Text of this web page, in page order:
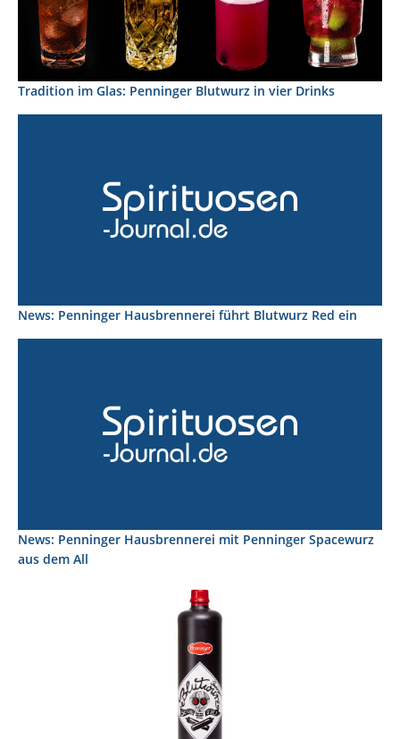
Tradition im Glas: Penninger Blutwurz in vier Drinks
News: Penninger Hausbrennerei führt Blutwurz Red ein
News: Penninger Hausbrennerei mit Penninger Spacewurz
aus dem All